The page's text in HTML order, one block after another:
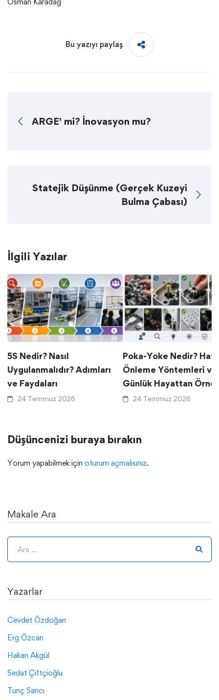
Bu yazıyı paylaş
ARGE' mi? İnovasyon mu?
Statejik Düşünme (Gerçek Kuzeyi
Bulma Çabası)
İlgili Yazılar
5S Nedir? Nasıl
Uygulanmalıdır? Adımları
ve Faydaları
24 Temmuz 2026
Poka-Yoke Nedir? Hata
Önleme Yöntemleri ve
Günlük Hayattan
24 Temmuz 2026
Düşüncenizi buraya bırakın
Yorum yapabilmek için oturum açmalısınız.
Makale Ara
Yazarlar
Cevdet Özdoğan
Erg Özcan
Hakan Akgül
Sedat Çiftçioğlu
Tunç Sancı